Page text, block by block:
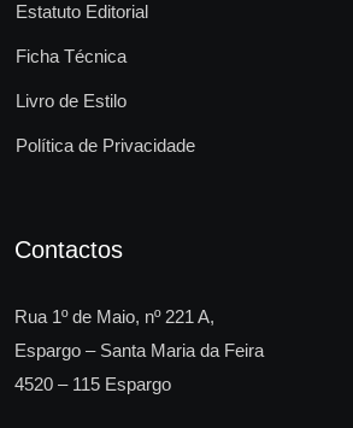
Estatuto Editorial
Ficha Técnica
Livro de Estilo
Política de Privacidade
Contactos
Rua 1º de Maio, nº 221 A,
Espargo – Santa Maria da Feira
4520 – 115 Espargo